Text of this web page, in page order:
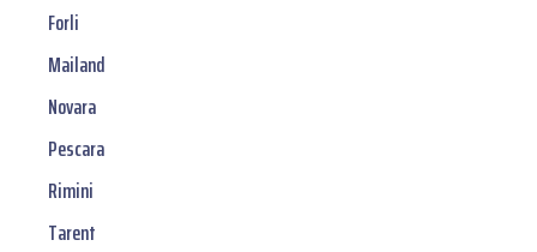
Forli
Mailand
Novara
Pescara
Rimini
Tarent